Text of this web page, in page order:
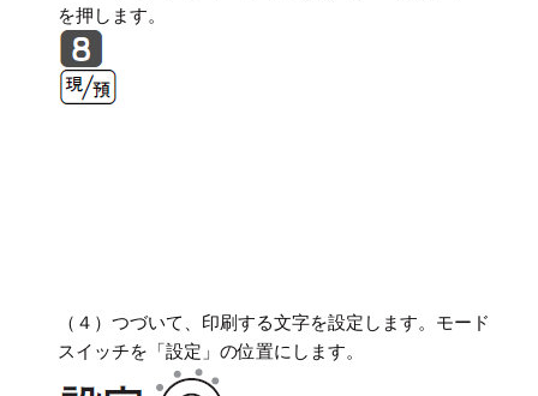
を押します。
（４）つづいて、印刷する文字を設定します。モード
スイッチを「設定」の位置にします。